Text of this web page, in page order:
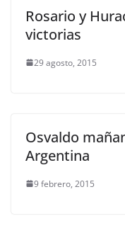
Rosario y
victorias
29 agosto, 2015
Osvaldo
Argentina
9 febrero, 2015